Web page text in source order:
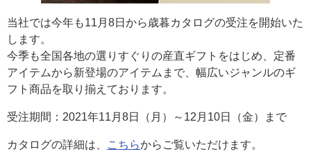
当社では今年も11月8日から歳暮カタログの受注を開始いた
します。
今季も全国各地の選りすぐりの産直ギフトをはじめ、定番
アイテムから新登場のアイテムまで、幅広いジャンルのギ
フト商品を取り揃えております。
受注期間：2021年11月8日（月）～12月10日（金）まで
カタログの詳細は、 こちらからご覧いただけます。